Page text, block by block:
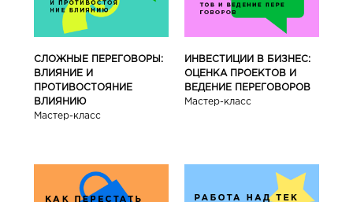
СЛОЖНЫЕ ПЕРЕГОВОРЫ:
ВЛИЯНИЕ И
ПРОТИВОСТОЯНИЕ
ВЛИЯНИЮ
Мастер-класс
ИНВЕСТИЦИИ В БИЗНЕС:
ОЦЕНКА ПРОЕКТОВ И
ВЕДЕНИЕ ПЕРЕГОВОРОВ
Мастер-класс